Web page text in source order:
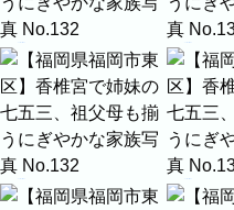
民泊
家族写真の撮影実績
家族
七五三 入
カップル
ビジネスの撮影実績